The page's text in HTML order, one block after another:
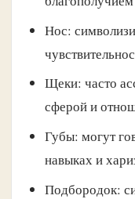
Нос:
Щеки: часто
сферой и
Губы: могут
навыках и
Подбородок: